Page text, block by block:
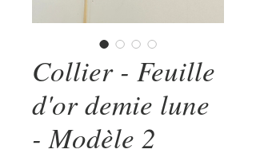
Collier - Feuille
d'or demie lune
- Modèle 2